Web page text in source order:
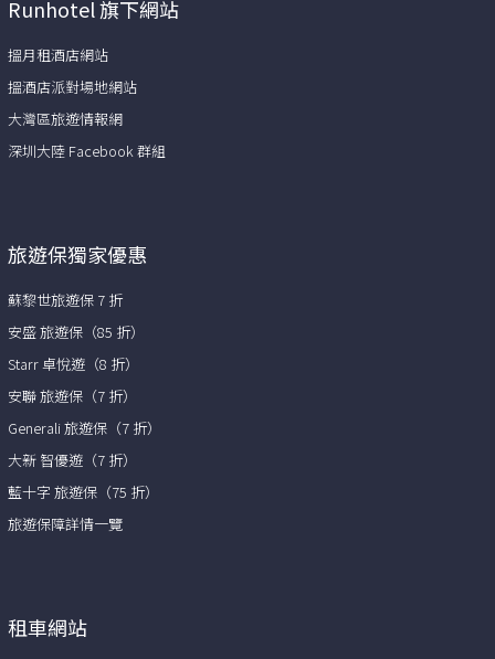
Runhotel 旗下網站
搵月租酒店網站
搵酒店派對場地網站
大灣區旅遊情報網
深圳大陸 Facebook 群組
旅遊保獨家優惠
蘇黎世旅遊保 7 折
安盛 旅遊保（85 折）
Starr 卓悅遊（8 折）
安聯 旅遊保（7 折）
Generali 旅遊保（7 折）
大新 智優遊（7 折）
藍十字 旅遊保（75 折）
旅遊保障詳情一覽
租車網站